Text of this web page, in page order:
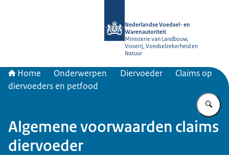
Nederlandse Voedsel- en
Warenautoriteit
Ministerie van Landbouw,
Visserij, Voedselzekerheid en
Natuur
Home Onderwerpen Diervoeder
Claims op
diervoeders en petfood
Algemene voorwaarden claims
diervoeder